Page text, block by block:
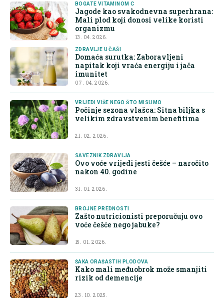
BOGATE VITAMINOM C
Jagode kao svakodnevna superhrana:
Mali plod koji donosi velike koristi
organizmu
13. 04. 2026.
ZDRAVLJE U ČAŠI
Domaća surutka: Zaboravljeni
napitak koji vraća energiju i jača
imunitet
07. 04. 2026.
VRIJEDI VIŠE NEGO ŠTO MISLIMO
Počinje sezona vlašca: Sitna biljka s
velikim zdravstvenim benefitima
21. 02. 2026.
SAVEZNIK ZDRAVLJA
Ovo voće vrijedi jesti češće – naročito
nakon 40. godine
31. 01. 2026.
BROJNE PREDNOSTI
Zašto nutricionisti preporučuju ovo
voće češće nego jabuke?
15. 01. 2026.
ŠAKA ORAŠASTIH PLODOVA
Kako mali međuobrok može smanjiti
rizik od demencije
23. 10. 2025.